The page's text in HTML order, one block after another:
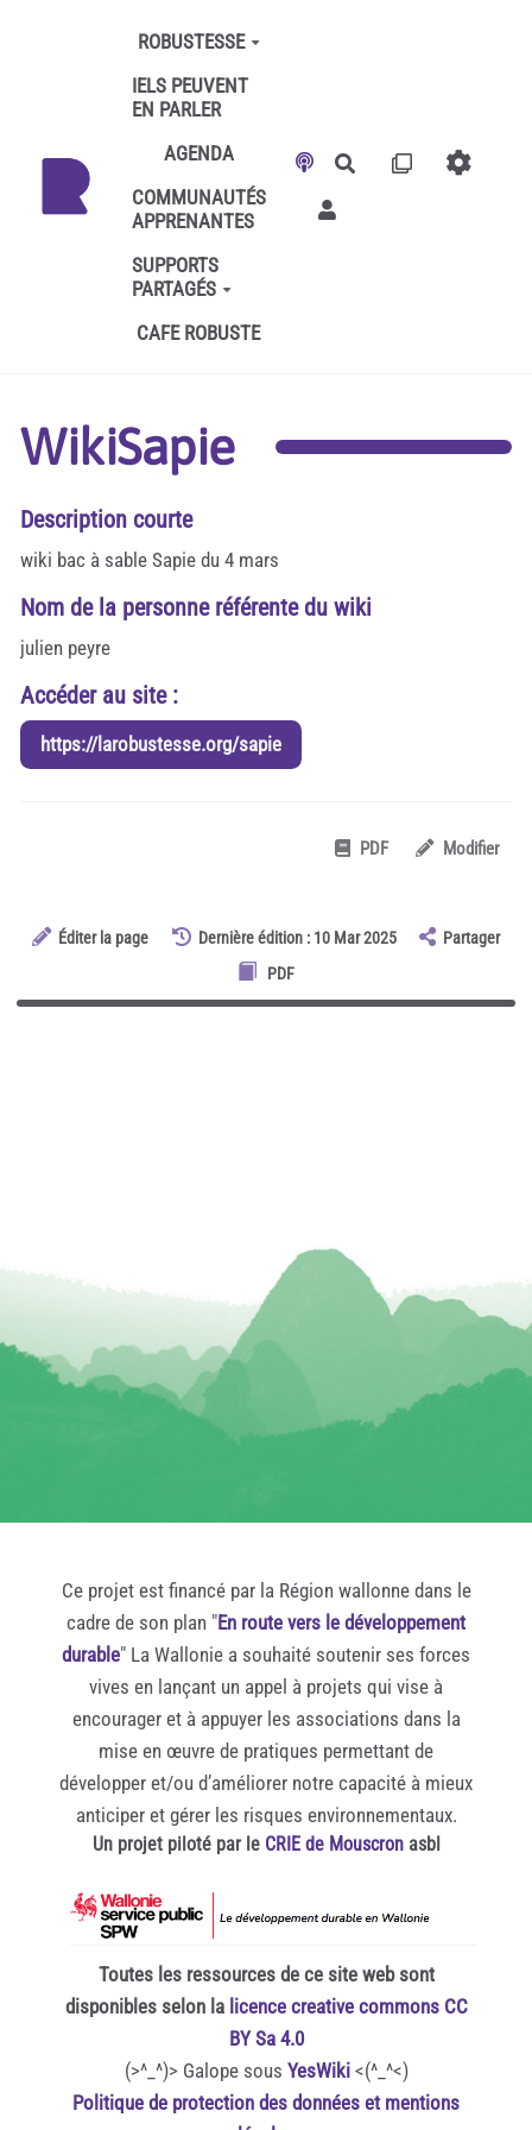
Aller au contenu principal
ROBUSTESSE
IELS PEUVENT
EN PARLER
AGENDA
COMMUNAUTÉS
APPRENANTES
SUPPORTS
PARTAGÉS
CAFE ROBUSTE
Rechercher
WikiSapie
Description courte
wiki bac à sable Sapie du 4 mars
Nom de la personne référente du wiki
julien peyre
Accéder au site :
https://larobustesse.org/sapie
PDF Modifier
Éditer la page Dernière édition : 10 Mar 2025
Partager
PDF
Ce projet est financé par la Région wallonne dans le
cadre de son plan "En route vers le développement
durable" La Wallonie a souhaité soutenir ses forces
vives en lançant un appel à projets qui vise à
encourager et à appuyer les associations dans la
mise en œuvre de pratiques permettant de
développer et/ou d’améliorer notre capacité à mieux
anticiper et gérer les risques environnementaux.
Un projet piloté par le CRIE de Mouscronasbl
Toutes les ressources de ce site web sont
disponibles selon la licence creative commons CC
BY Sa 4.0
(>^_^)> Galope sous YesWiki<(^_^<)
Politique de protection des données et mentions